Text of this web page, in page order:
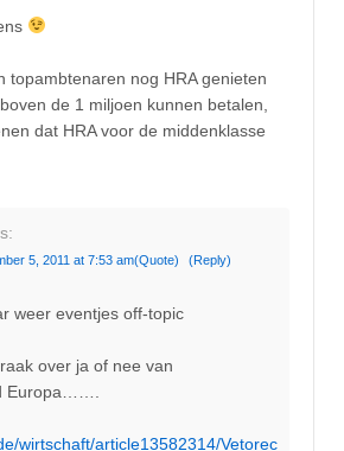
topambtenaren nog HRA genieten
de 1 miljoen kunnen betalen,
dat HRA voor de middenklasse
5, 2011 at 7:53 am(Quote) (Reply)
weer eventjes off-topic
over ja of nee van
Europa…….
wirtschaft/article13582314/Vetorec